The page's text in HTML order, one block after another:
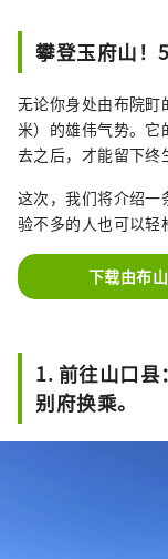
攀登玉府山！
无论你身处由布院
米）的雄伟气势。它
去之后，才能留下终
这次，我们将介绍
验不多的人也可以轻
下载由布
1. 前往山口
别府换乘。